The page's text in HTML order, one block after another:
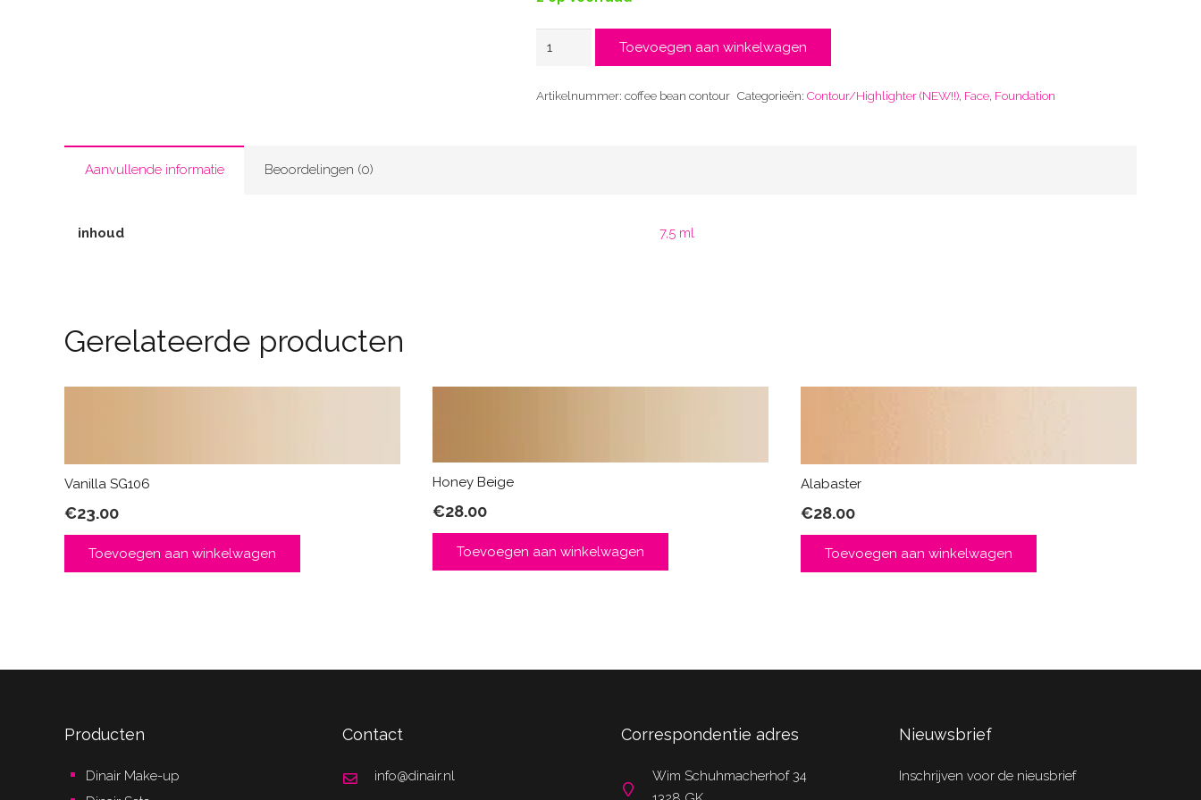
aantal
Toevoegen aan winkelwagen
Artikelnummer: coffee bean contour Categorieën: Contour/Highlighter (NEW!!), Face, Foundation
Aanvullende informatie Beoordelingen (0)
inhoud 7,5 ml
Gerelateerde producten
Vanilla SG106
€23.00
Toevoegen aan winkelwagen
Honey Beige
€28.00
Toevoegen aan winkelwagen
Alabaster
€28.00
Toevoegen aan winkelwagen
Producten
Dinair Make-up
Contact
info@dinair.nl
Correspondentie adres
Wim Schuhmacherhof 34
Nieuwsbrief
Inschrijven voor de nieusbrief